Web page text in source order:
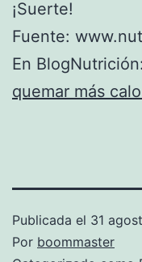
¡Suerte!
Fuente:
En BlogNutrición:
quemar más
Publicada el 31
Por boommaster